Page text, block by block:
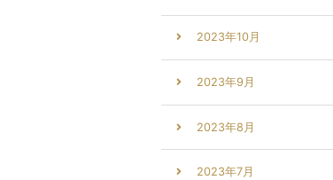
2023年10月
2023年9月
2023年8月
2023年7月